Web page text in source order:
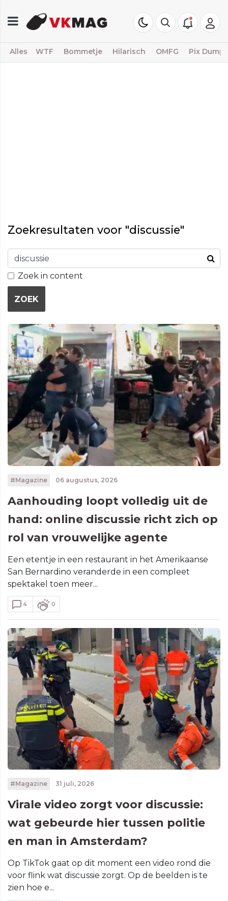
Alles WTF Bommetje Hilarisch OMFG Pix Dump
Zoekresultaten voor "discussie"
Zoek in content
ZOEK
#Magazine 06 augustus, 2026
Aanhouding loopt volledig uit de
hand: online discussie richt zich op
rol van vrouwelijke agente
Een etentje in een restaurant in het Amerikaanse
San Bernardino veranderde in een compleet
spektakel toen meer...
4 0
#Magazine 31 juli, 2026
Virale video zorgt voor discussie:
wat gebeurde hier tussen politie
en man in Amsterdam?
Op TikTok gaat op dit moment een video rond die
voor flink wat discussie zorgt. Op de beelden is te
zien hoe e...